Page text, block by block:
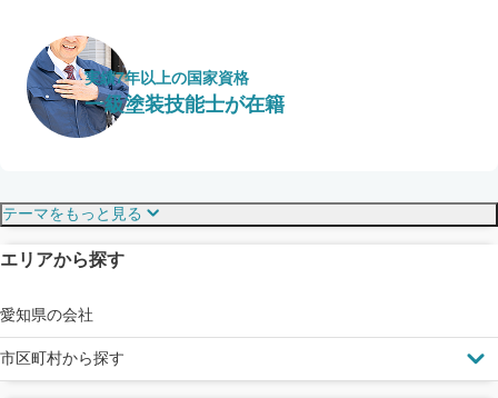
実績7年以上の国家資格
一級塗装技能士が在籍
見えにくい屋根も安心
ドローン診断
テーマをもっと見る
エリアから探す
愛知県の会社
市区町村から探す